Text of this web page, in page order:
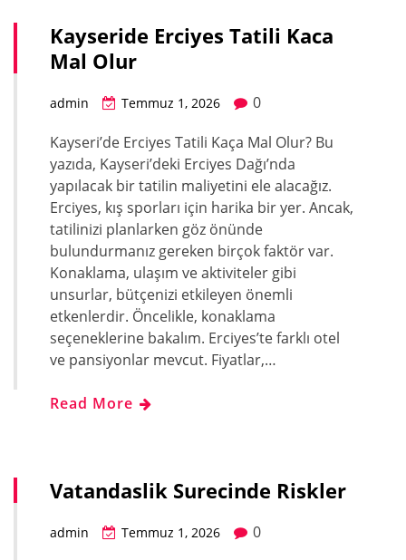
Kayseride Erciyes Tatili Kaca
Mal Olur
admin Temmuz 1, 2026
0
Kayseri’de Erciyes Tatili Kaça Mal Olur? Bu
yazıda, Kayseri’deki Erciyes Dağı’nda
yapılacak bir tatilin maliyetini ele alacağız.
Erciyes, kış sporları için harika bir yer. Ancak,
tatilinizi planlarken göz önünde
bulundurmanız gereken birçok faktör var.
Konaklama, ulaşım ve aktiviteler gibi
unsurlar, bütçenizi etkileyen önemli
etkenlerdir. Öncelikle, konaklama
seçeneklerine bakalım. Erciyes’te farklı otel
ve pansiyonlar mevcut. Fiyatlar,…
Read More
Vatandaslik Surecinde Riskler
admin Temmuz 1, 2026
0